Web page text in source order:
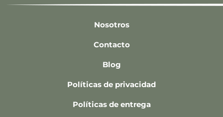
Nosotros
Contacto
Blog
Políticas de privacidad
Políticas de entrega